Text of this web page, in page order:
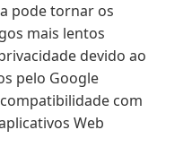
pode tornar os
mais lentos
devido ao
pelo Google
com
Web